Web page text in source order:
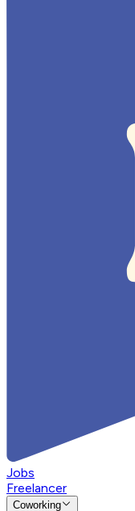
Jobs
Freelancer
Coworking